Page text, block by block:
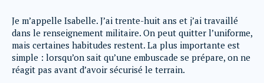
Je m’appelle Isabelle. J’ai trente-huit ans et j’ai travaillé
dans le renseignement militaire. On peut quitter l’uniforme,
mais certaines habitudes restent. La plus importante est
simple : lorsqu’on sait qu’une embuscade se prépare, on ne
réagit pas avant d’avoir sécurisé le terrain.